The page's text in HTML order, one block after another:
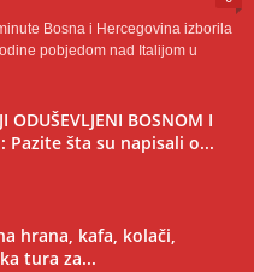
Bosna i Hercegovina izborila
pobjedom nad Italijom u
ODUŠEVLJENI BOSNOM I
Pazite šta su napisali o...
hrana, kafa, kolači,
tura za...